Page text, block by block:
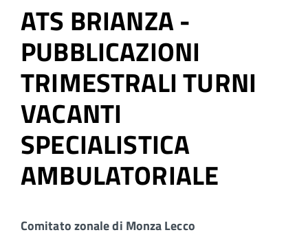
ATS BRIANZA -
PUBBLICAZIONI
TRIMESTRALI TURNI
VACANTI
SPECIALISTICA
AMBULATORIALE
Comitato zonale di Monza Lecco